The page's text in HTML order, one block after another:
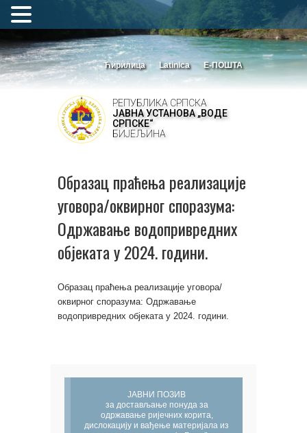
Ћирилица Latinica Е-ПОШТА
РЕПУБЛИКА СРПСКА
ЈАВНА УСТАНОВА „ВОДЕ
СРПСКЕ“
БИЈЕЉИНА
Образац праћења реализације
уговора/оквирног споразума:
Одржавање водопривредних
објеката у 2024. години.
Образац праћења реализације уговора/
оквирног споразума: Одржавање
водопривредних објеката у 2024. години.
ЈАВНИ ПОЗИВ
за достављање понуда за
одржавање ријечних корита,
дислокацију и вађење материјала из